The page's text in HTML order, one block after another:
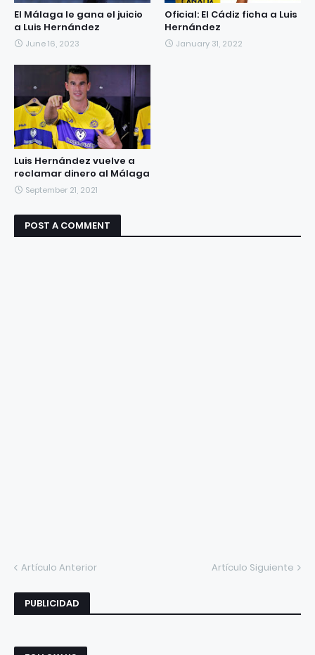
El Málaga le gana el juicio
a Luis Hernández
June 16, 2023
Oficial: El Cádiz ficha a Luis
Hernández
January 31, 2022
Luis Hernández vuelve a
reclamar dinero al Málaga
September 21, 2021
POST A COMMENT
Artículo Anterior Artículo Siguiente
PUBLICIDAD